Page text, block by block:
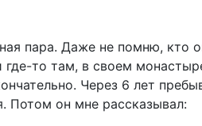
пара. Даже не помню,
где-то там, в своем
Через 6 лет
Потом он мне рассказывал: